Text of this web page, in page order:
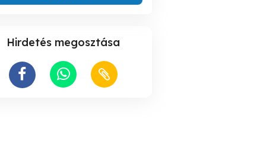
Hirdetés megosztása